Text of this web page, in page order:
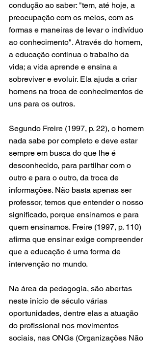
condução ao saber: "tem, até hoje, a
preocupação com os meios, com as
formas e maneiras de levar o indivíduo
ao conhecimento". Através do homem,
a educação continua o trabalho da
vida; a vida aprende e ensina a
sobreviver e evoluir. Ela ajuda a criar
homens na troca de conhecimentos de
uns para os outros.
Segundo Freire (1997, p. 22), o homem
nada sabe por completo e deve estar
sempre em busca do que lhe é
desconhecido, para partilhar com o
outro e para o outro, da troca de
informações. Não basta apenas ser
professor, temos que entender o nosso
significado, porque ensinamos e para
quem ensinamos. Freire (1997, p. 110)
afirma que ensinar exige compreender
que a educação é uma forma de
intervenção no mundo.
Na área da pedagogia, são abertas
neste início de século várias
oportunidades, dentre elas a atuação
do profissional nos movimentos
sociais, nas ONGs (Organizações Não